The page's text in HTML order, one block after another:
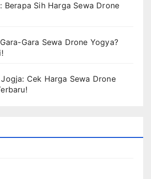
Berapa Sih Harga Sewa Drone
Gara Sewa Drone Yogya?
Cek Harga Sewa Drone